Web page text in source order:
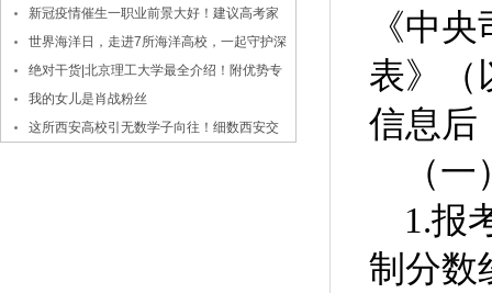
新冠疫情催生一职业前景大好！建议高考家
长密切关注！
世界海洋日，走进7所海洋高校，一起守护深
蓝！
绝对干货|北京理工大学最全介绍！附优势专
业、录取数据
我的女儿是肖战粉丝
这所西安高校引无数学子向往！细数西安交
《中
表》（
信息后
（
1.报
制分数